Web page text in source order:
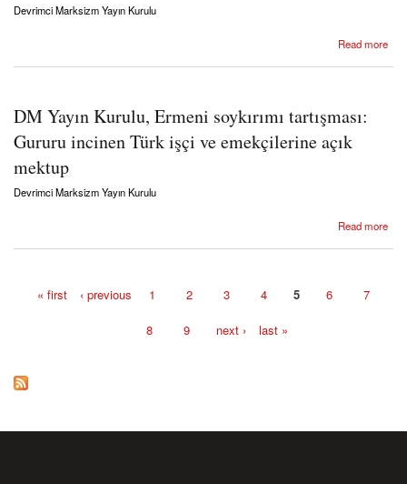
Devrimci Marksizm Yayın Kurulu
Read more
DM Yayın Kurulu, Ermeni soykırımı tartışması:
Gururu incinen Türk işçi ve emekçilerine açık
mektup
Devrimci Marksizm Yayın Kurulu
Read more
about DM Yayın Kurulu, Ermeni soykırımı tartışması: Gururu incinen Türk işçi ve
« first ‹ previous 1 2 3 4 5 6 7
8 9 next › last »